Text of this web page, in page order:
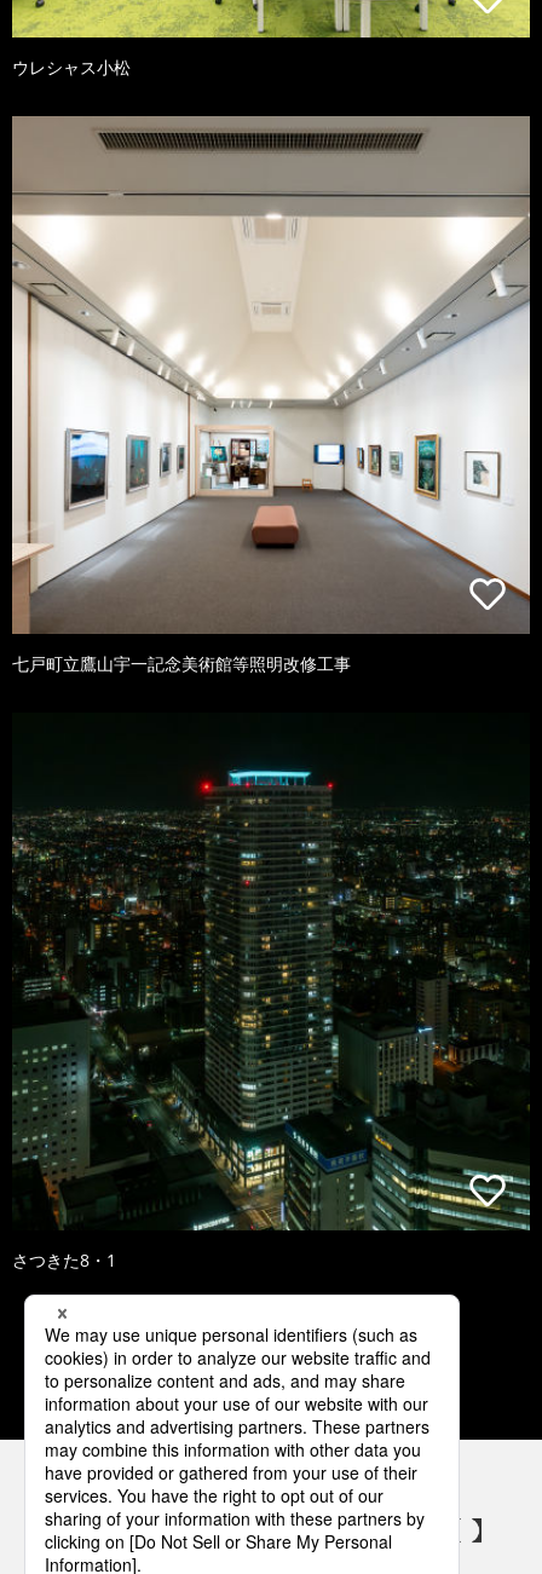
ウレシャス小松
七戸町立鷹山宇一記念美術館等照明改修工事
さつきた8・1
1 2 3 4 5
パナソニックの電気設備 SNSアカウント